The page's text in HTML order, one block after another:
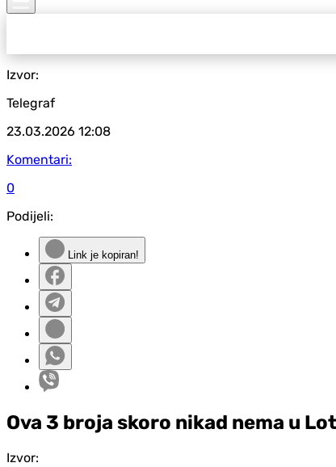
Izvor:
Telegraf
23.03.2026 12:08
Komentari:
0
Podijeli:
Link je kopiran!
Ova 3 broja skoro nikad nema u
Izvor: